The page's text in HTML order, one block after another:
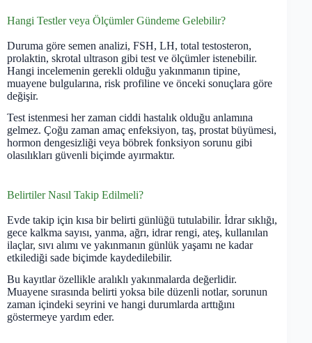
Hangi Testler veya Ölçümler Gündeme Gelebilir?
Duruma göre semen analizi, FSH, LH, total testosteron,
prolaktin, skrotal ultrason gibi test ve ölçümler istenebilir.
Hangi incelemenin gerekli olduğu yakınmanın tipine,
muayene bulgularına, risk profiline ve önceki sonuçlara göre
değişir.
Test istenmesi her zaman ciddi hastalık olduğu anlamına
gelmez. Çoğu zaman amaç enfeksiyon, taş, prostat büyümesi,
hormon dengesizliği veya böbrek fonksiyon sorunu gibi
olasılıkları güvenli biçimde ayırmaktır.
Belirtiler Nasıl Takip Edilmeli?
Evde takip için kısa bir belirti günlüğü tutulabilir. İdrar sıklığı,
gece kalkma sayısı, yanma, ağrı, idrar rengi, ateş, kullanılan
ilaçlar, sıvı alımı ve yakınmanın günlük yaşamı ne kadar
etkilediği sade biçimde kaydedilebilir.
Bu kayıtlar özellikle aralıklı yakınmalarda değerlidir.
Muayene sırasında belirti yoksa bile düzenli notlar, sorunun
zaman içindeki seyrini ve hangi durumlarda arttığını
göstermeye yardım eder.